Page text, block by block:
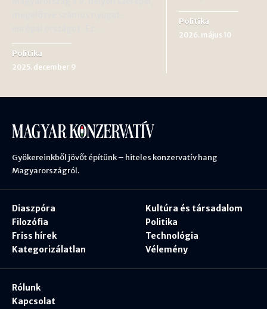
Politika
2025. december 9
Politika
2026. május 10
Gyökereinkből jövőt építünk – hiteles konzervatív hang
Magyarországról.
Diaszpóra
Filozófia
Friss hírek
Kategorizálatlan
Kultúra és társadalom
Politika
Technológia
Vélemény
Rólunk
Kapcsolat